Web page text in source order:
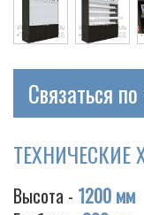
Связаться
ТЕХНИЧЕСКИЕ
Высота - 1200 мм